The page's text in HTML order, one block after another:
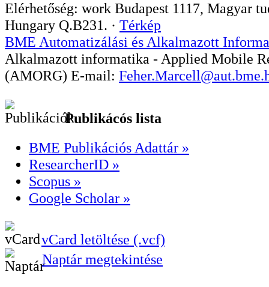
Elérhetőség: work Budapest 1117, Magyar
Hungary Q.B231. · Térkép
BME Automatizálási és Alkalmazott
Alkalmazott informatika - Applied Mobile
(AMORG) E-mail:
Publikácós lista
BME Publikációs Adattár »
ResearcherID »
Scopus »
Google Scholar »
vCard letöltése (.vcf)
Naptár megtekintése